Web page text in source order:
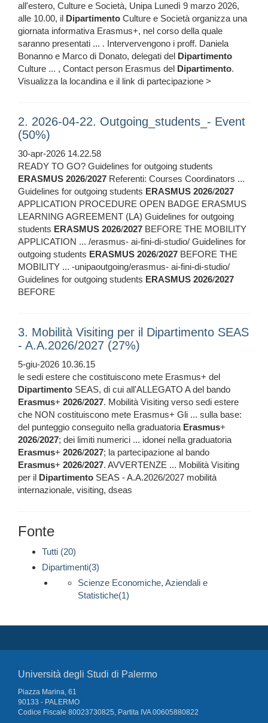
all'estero, Culture e Società, Unipa Lunedì 9 marzo 2026,
alle 10.00, il Dipartimento Culture e Società organizza una
giornata informativa Erasmus+, nel corso della quale
saranno presentati ... . Intervervengono i proff. Daniela
Bonanno e Marco di Donato, delegati del Dipartimento
Culture ... , Contact person Erasmus del Dipartimento.
Visualizza la locandina e il link di partecipazione >
2. 2026-04-22. Outgoing_students_- Event
(50%)
30-apr-2026 14.22.58
READY TO GO? Guidelines for outgoing students
ERASMUS 2026/2027 Referenti: Courses Coordinators ...
Guidelines for outgoing students ERASMUS 2026/2027
APPLICATION PROCEDURE OPEN BADGE ERASMUS
LEARNING AGREEMENT (LA) Guidelines for outgoing
students ERASMUS 2026/2027 BEFORE THE MOBILITY
APPLICATION ... /erasmus- ai-fini-di-studio/ Guidelines for
outgoing students ERASMUS 2026/2027 BEFORE THE
MOBILITY ... -unipaoutgoing/erasmus- ai-fini-di-studio/
Guidelines for outgoing students ERASMUS 2026/2027
BEFORE
3. Mobilità Visiting per il Dipartimento SEAS
- A.A.2026/2027 (27%)
5-giu-2026 10.36.15
le sedi estere che costituiscono mete Erasmus+ del
Dipartimento SEAS, di cui all'ALLEGATO A del bando
Erasmus+ 2026/2027. Mobilità Visiting verso sedi estere
che NON costituiscono mete Erasmus+ Gli ... sulla base:
del punteggio conseguito nella graduatoria Erasmus+
2026/2027; dei limiti numerici ... idonei nella graduatoria
Erasmus+ 2026/2027; la partecipazione al bando
Erasmus+ 2026/2027. AVVERTENZE ... Mobilità Visiting
per il Dipartimento SEAS - A.A.2026/2027 mobilità
internazionale, visiting, dseas
Fonte
Tutti (20)
Dipartimenti(3)
Scienze Economiche, Aziendali e
Statistiche(1)
Università degli Studi di Palermo
Piazza Marina, 61
90133 - PALERMO
Codice Fiscale 80023730825, Partita IVA 00605880822